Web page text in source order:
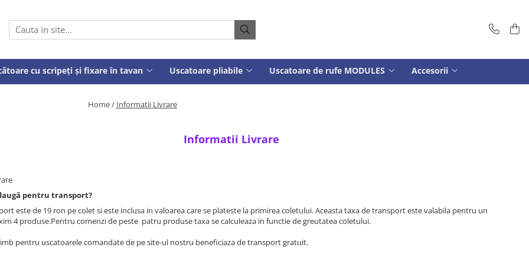
cu scripeți și fixare în tavan Uscatoare pliabile Uscatoare de rufe MODULES Accesorii
Home / Informatii Livrare
Informatii Livrare
pentru transport?
este de 19 ron pe colet si este inclusa in valoarea care se plateste la primirea coletului. Aceasta taxa de transport este valabila pentru un
4 produse.Pentru comenzi de peste patru produse taxa se calculeaza in functie de greutatea coletului.
pentru uscatoarele comandate de pe site-ul nostru beneficiaza de transport gratuit.